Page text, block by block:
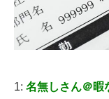
1: 名無しさん＠暇